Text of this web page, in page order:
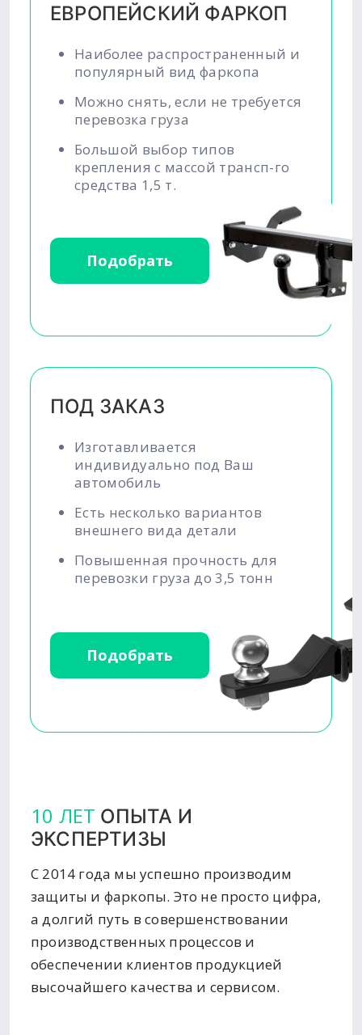
ЕВРОПЕЙСКИЙ ФАРКОП
Наиболее распространенный и
популярный вид фаркопа
Можно снять, если не требуется
перевозка груза
Большой выбор типов
крепления с массой трансп-го
средства 1,5 т.
Подобрать
ПОД ЗАКАЗ
Изготавливается
индивидуально под Ваш
автомобиль
Есть несколько вариантов
внешнего вида детали
Повышенная прочность для
перевозки груза до 3,5 тонн
Подобрать
10 ЛЕТ ОПЫТА И
ЭКСПЕРТИЗЫ
С 2014 года мы успешно производим
защиты и фаркопы. Это не просто цифра,
а долгий путь в совершенствовании
производственных процессов и
обеспечении клиентов продукцией
высочайшего качества и сервисом.